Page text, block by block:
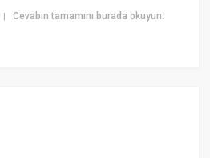
|Cevabın tamamını burada okuyun: